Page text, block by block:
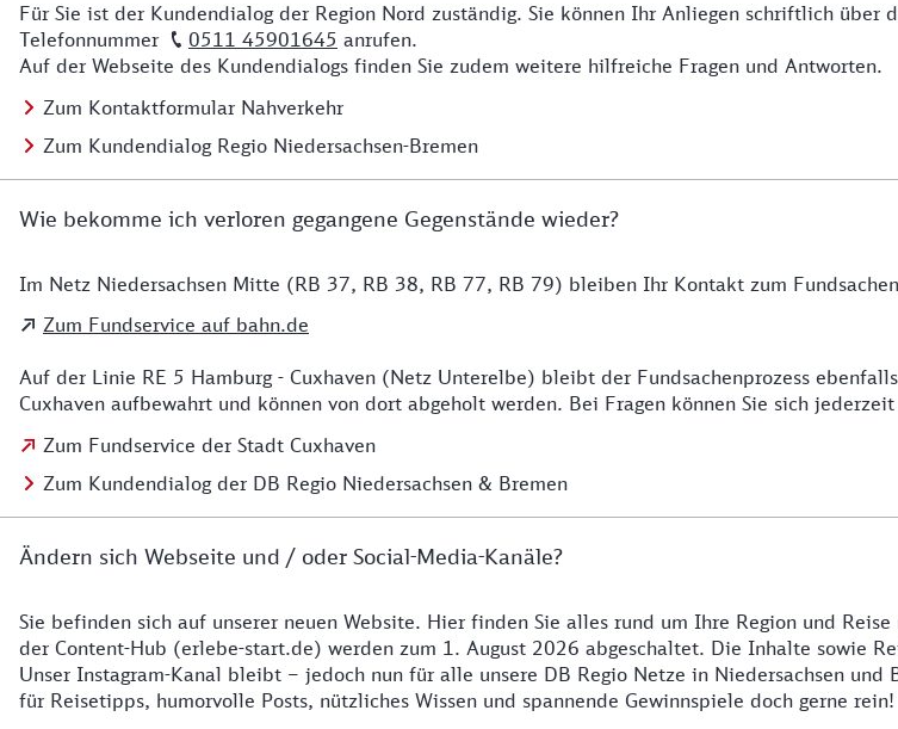
Details zu Kontakt
Für Sie ist der Kundendialog der Region Nord zuständig. Sie können Ihr Anliegen schriftlich
Telefonnummer
0511 45901645 anrufen.
Auf der Webseite des Kundendialogs finden Sie zudem weitere hilfreiche Fragen und Antworten.
Zum Kontaktformular Nahverkehr
Zum Kundendialog Regio Niedersachsen-Bremen
Wie bekomme ich verloren gegangene Gegenstände wieder?
Details zu Kontakt
Im Netz Niedersachsen Mitte (RB 37, RB 38, RB 77, RB 79) bleiben Ihr Kontakt zum
Zum Fundservice auf bahn.de
Auf der Linie RE 5 Hamburg - Cuxhaven (Netz Unterelbe) bleibt der Fundsachenprozess
Cuxhaven aufbewahrt und können von dort abgeholt werden. Bei Fragen können Sie sich
Zum Fundservice der Stadt Cuxhaven
Zum Kundendialog der DB Regio Niedersachsen & Bremen
Ändern sich Webseite und / oder Social-Media-Kanäle?
Details zur Website
Sie befinden sich auf unserer neuen Website. Hier finden Sie alles rund um Ihre Region und
der Content-Hub (erlebe-start.de) werden zum 1. August 2026 abgeschaltet. Die Inhalte sowie
Unser Instagram-Kanal bleibt – jedoch nun für alle unsere DB Regio Netze in Niedersachsen
für Reisetipps, humorvolle Posts, nützliches Wissen und spannende Gewinnspiele doch gerne rein!